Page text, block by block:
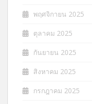
พฤศจิกายน 2025
ตุลาคม 2025
กันยายน 2025
สิงหาคม 2025
กรกฎาคม 2025